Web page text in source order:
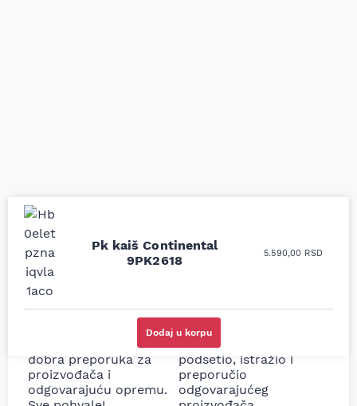
Pk kaiš Continental
9PK2618
5.590,00 RSD
Dodaj u korpu
Uporedila sam sve
moguće online
prodavnice auto delova
i definitivno najbolje
cene su ovde. Kupila
delove iz MD Auto. Uvek
dobra preporuka za
proizvođača i
odgovarajuću opremu.
Odlična usluga i
ljubazni prodavci.
kočionog cilindra bio
potreban za moju
Tojotu, ali me je Miloš
podsetio, istražio i
preporučio
odgovarajućeg